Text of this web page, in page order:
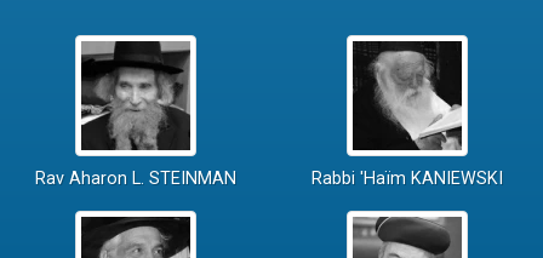
Rav Aharon L. STEINMAN Rabbi 'Haïm KANIEWSKI